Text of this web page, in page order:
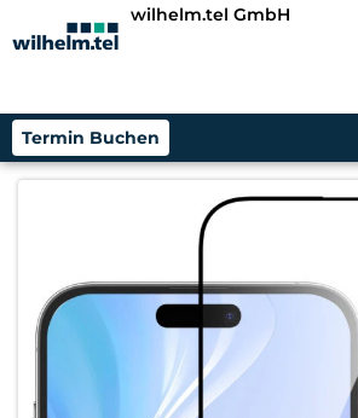
wilhelm.tel GmbH
Termin Buchen